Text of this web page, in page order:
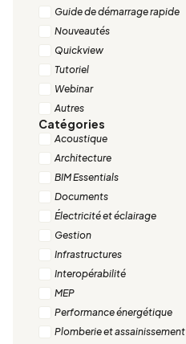
Guide de démarrage rapide
Nouveautés
Quickview
Tutoriel
Webinar
Autres
Catégories
Acoustique
Architecture
BIM Essentials
Documents
Électricité et éclairage
Gestion
Infrastructures
Interopérabilité
MEP
Performance énergétique
Plomberie et assainissement